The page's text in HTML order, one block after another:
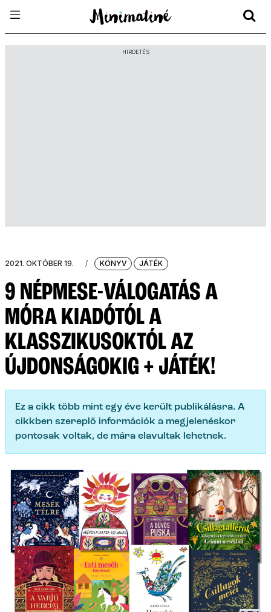
HIRDETÉS
2021. OKTÓBER 19. / KÖNYV JÁTÉK
9 NÉPMESE-VÁLOGATÁS A
MÓRA KIADÓTÓL A
KLASSZIKUSOKTÓL AZ
ÚJDONSÁGOKIG + JÁTÉK!
Ez a cikk több mint egy éve került publikálásra. A
cikkben szereplő információk a megjelenéskor
pontosak voltak, de mára elavultak lehetnek.